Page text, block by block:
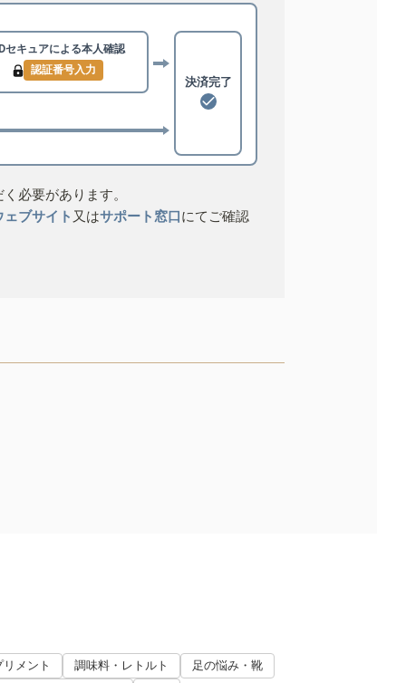
セキュアによる本人確認
認証番号入力
決済完了
必要があります。
ブサイト 又はサポート窓口にてご確認
メント 調味料・レトルト
足の悩み・靴